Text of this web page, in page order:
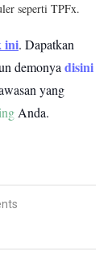
seperti TPFx.
ini. Dapatkan
demonya disini
yang
Anda.